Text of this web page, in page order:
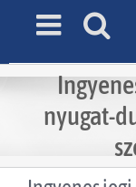
nyugat-